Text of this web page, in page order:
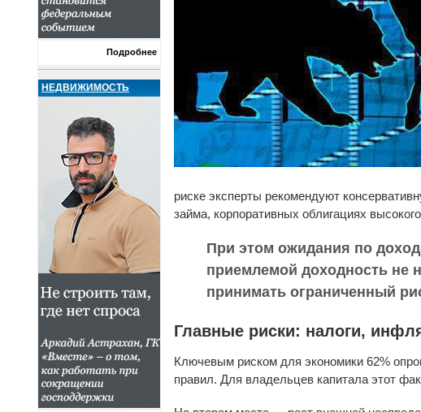
Подробнее
НЕДВИЖИМОСТЬ
риске эксперты рекомендуют
займа, корпоративных облигациях
При этом ожидания по
приемлемой доходность не
принимать ограниченный
Главные риски: налоги,
Ключевым риском для экономики 62%
правил. Для владельцев капитала этот